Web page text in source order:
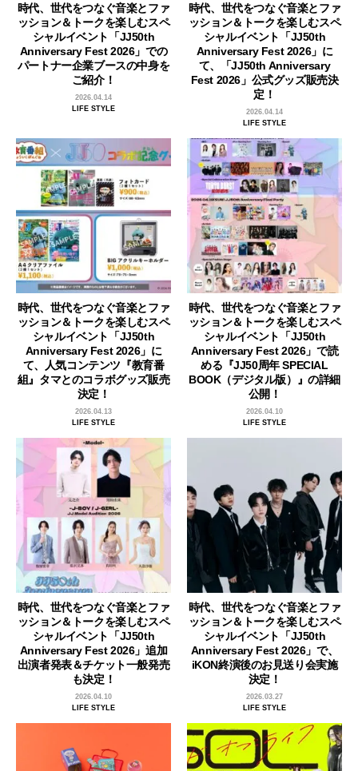
時代、世代をつなぐ音楽とファ
ッション＆トークを楽しむスペ
シャルイベント「JJ50th
Anniversary Fest 2026」での
パートナー企業ブースの中身を
ご紹介！
2026.04.14
LIFE STYLE
時代、世代をつなぐ音楽とファ
ッション＆トークを楽しむスペ
シャルイベント「JJ50th
Anniversary Fest 2026」に
て、「JJ50th Anniversary
Fest 2026」公式グッズ販売決
定！
2026.04.14
LIFE STYLE
時代、世代をつなぐ音楽とファ
ッション＆トークを楽しむスペ
シャルイベント「JJ50th
Anniversary Fest 2026」に
て、人気コンテンツ『教育番
組』タマとのコラボグッズ販売
決定！
2026.04.13
LIFE STYLE
時代、世代をつなぐ音楽とファ
ッション＆トークを楽しむスペ
シャルイベント「JJ50th
Anniversary Fest 2026」で読
める『JJ50周年 SPECIAL
BOOK（デジタル版）』の詳細
公開！
2026.04.10
LIFE STYLE
時代、世代をつなぐ音楽とファ
ッション＆トークを楽しむスペ
シャルイベント「JJ50th
Anniversary Fest 2026」追加
出演者発表＆チケット一般発売
も決定！
2026.04.10
LIFE STYLE
時代、世代をつなぐ音楽とファ
ッション＆トークを楽しむスペ
シャルイベント「JJ50th
Anniversary Fest 2026」で、
iKON終演後のお見送り会実施
決定！
2026.03.27
LIFE STYLE